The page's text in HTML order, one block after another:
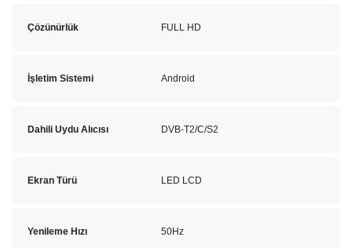
Çözünürlük FULL HD
İşletim Sistemi Android
Dahili Uydu Alıcısı DVB-T2/C/S2
Ekran Türü LED LCD
Yenileme Hızı 50Hz